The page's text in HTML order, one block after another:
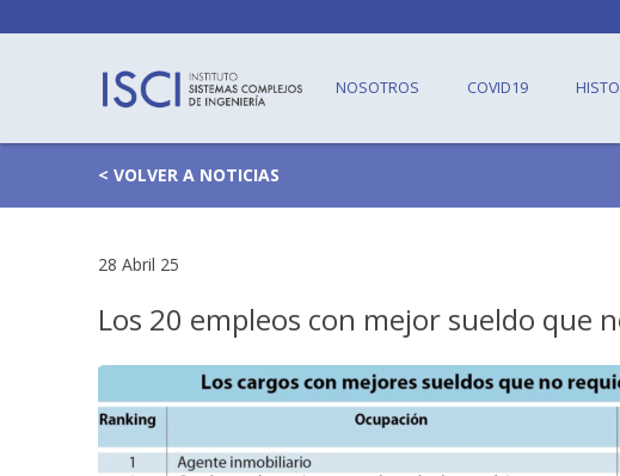
NOSOTROS COVID19
< VOLVER A NOTICIAS
28 Abril 25
Los 20 empleos con mejor sueldo que